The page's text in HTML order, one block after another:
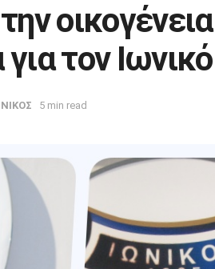
οικογένεια
τον Ιωνικό
5 min read